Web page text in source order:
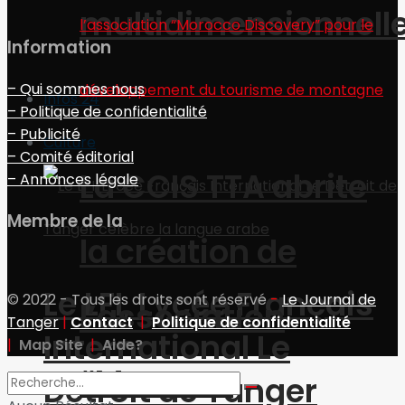
Infos 24
Culture
Le LFI, Lycée Français
International Le
Détroit de Tanger
La CCIS TTA abrite
la création de
l’association
“Morocco
Information
– Qui sommes nous
– Politique de confidentialité
– Publicité
– Comité éditorial
– Annonces légale
Membre de la
© 2022 - Tous les droits sont réservé-Le Journal de
Tanger|Contact |Politique de confidentialité
| Map Site|Aide?